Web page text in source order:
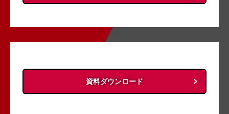
資料ダウンロード